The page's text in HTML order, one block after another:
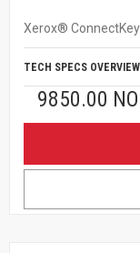
Xerox®
TECH SPECS OVERVIEW
9850.00